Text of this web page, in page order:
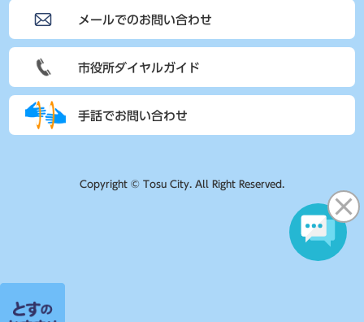
メールでのお問い合わせ
市役所ダイヤルガイド
手話でお問い合わせ
Copyright © Tosu City. All Right Reserved.